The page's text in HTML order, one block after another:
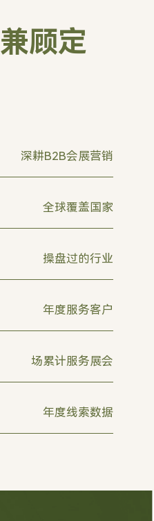
顾定
深耕B2B会展营销
全球覆盖国家
操盘过的行业
年度服务客户
场累计服务展会
年度线索数据